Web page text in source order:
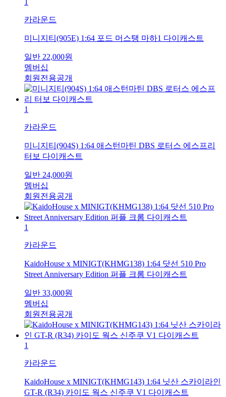
카라운드
미니지티(905E) 1:64 포드 머스탱 마하1 다이캐스트
일반 22,000원
멤버십
회원전용공개
1
카라운드
미니지티(904S) 1:64 애스턴마틴 DBS 로터스 에스프리
터보 다이캐스트
일반 24,000원
멤버십
회원전용공개
1
카라운드
KaidoHouse x MINIGT(KHMG138) 1:64 닷선 510 Pro
Street Anniversary Edition 퍼플 크롬 다이캐스트
일반 33,000원
멤버십
회원전용공개
1
카라운드
KaidoHouse x MINIGT(KHMG143) 1:64 닛산 스카이라인
GT-R (R34) 카이도 웍스 신주쿠 V1 다이캐스트